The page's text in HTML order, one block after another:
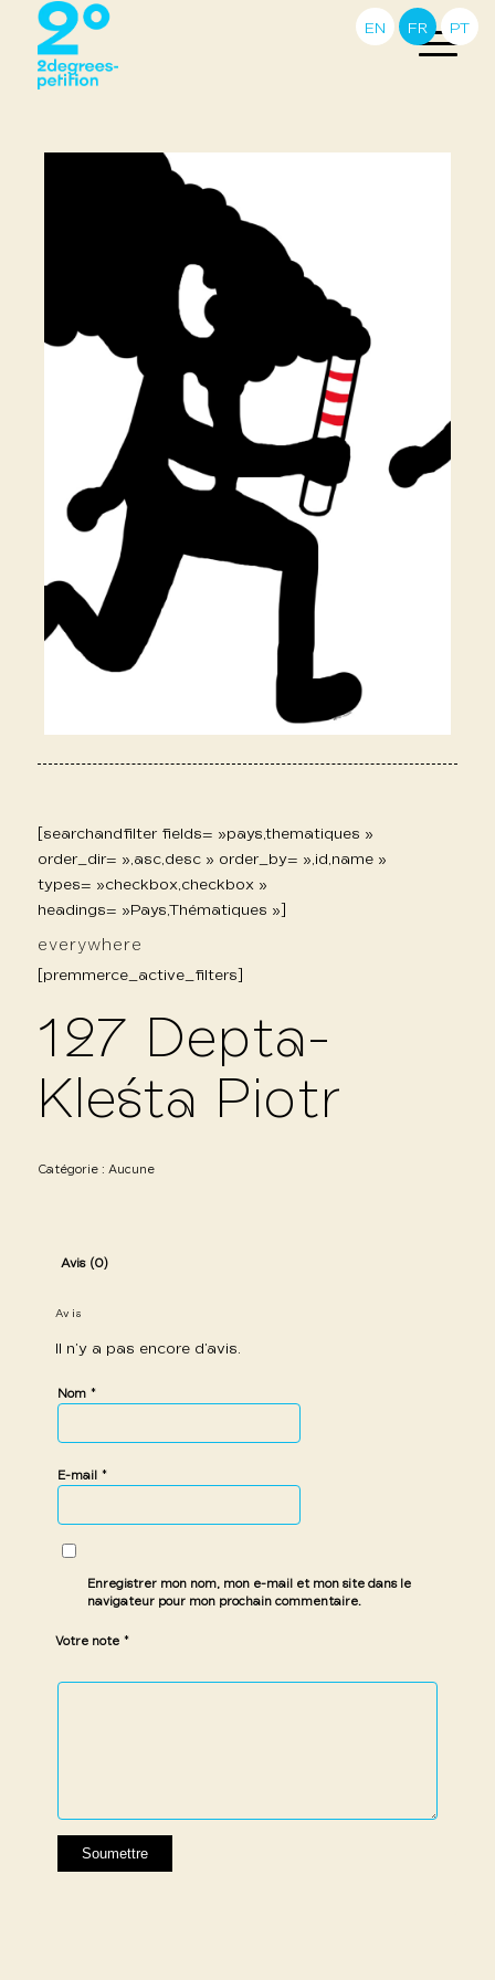
[searchandfilter fields= »pays,thematiques »
order_dir= »,asc,desc » order_by= »,id,name »
types= »checkbox,checkbox »
headings= »Pays,Thématiques »]
everywhere
[premmerce_active_filters]
127 Depta-
Kleśta Piotr
Catégorie : Aucune
Avis (0)
Avis
Il n’y a pas encore d’avis.
Nom *
E-mail *
Enregistrer mon nom, mon e-mail et mon site dans le
navigateur pour mon prochain commentaire.
Votre note *
1 étoile
2 étoiles
3 étoiles
4 étoiles
5 étoiles
EN FR PT